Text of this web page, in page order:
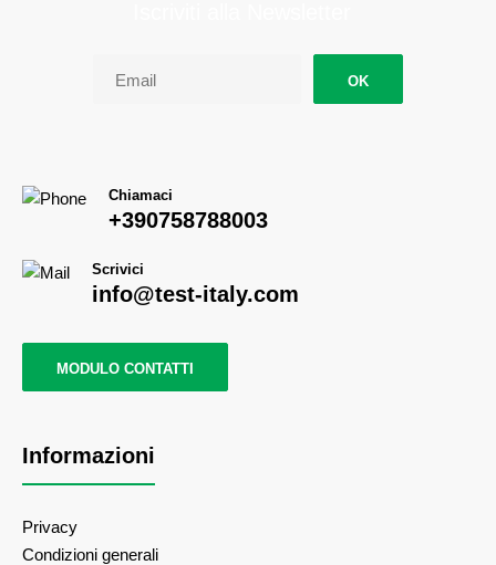
OK
Chiamaci
+390758788003
Scrivici
info@test-italy.com
MODULO CONTATTI
Informazioni
Privacy
Condizioni generali